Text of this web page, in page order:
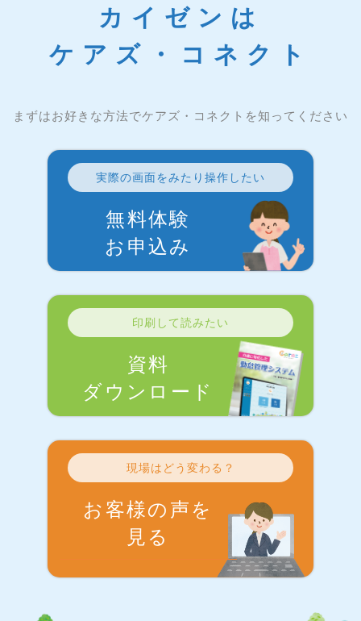
カイゼンは
ケアズ・コネクト
まずはお好きな方法でケアズ・コネクトを知ってください
実際の画面をみたり操作したい
無料体験
お申込み
印刷して読みたい
資料
ダウンロード
現場はどう変わる？
お客様の声を
見る